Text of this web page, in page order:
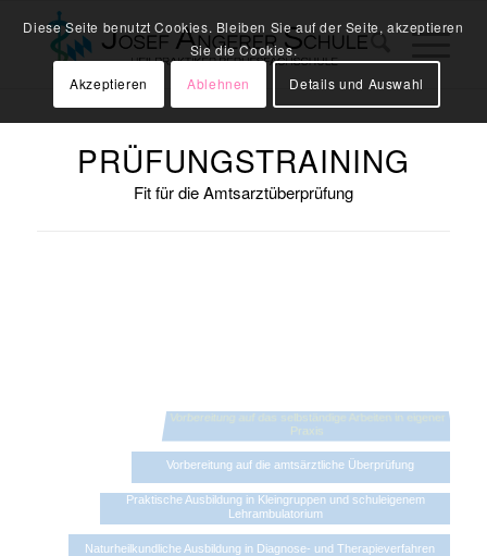
PRÜFUNGSTRAINING
Fit für die Amtsarztüberprüfung
Naturheilkundliche Ausbildung in Diagnose- und Therapieverfahren
Praktische Ausbildung in Kleingruppen und schuleigenem
Lehrambulatorium
Vorbereitung auf die amtsärztliche Überprüfung
Vorbereitung auf das selbständige Arbeiten in eigener
Praxis
Diese Seite benutzt Cookies. Bleiben Sie auf der Seite, akzeptieren
Sie die Cookies.
Akzeptieren
Ablehnen Details und Auswahl